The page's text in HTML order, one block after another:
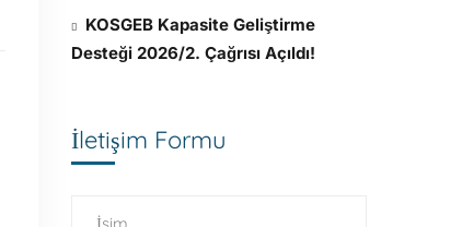
KOSGEB Kapasite Geliştirme
Desteği 2026/2. Çağrısı Açıldı!
İletişim Formu